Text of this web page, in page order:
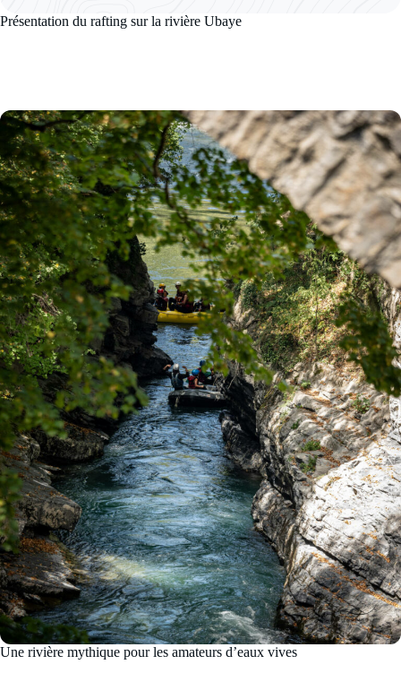
Présentation du rafting sur la rivière Ubaye
Une rivière mythique pour les amateurs d’eaux vives